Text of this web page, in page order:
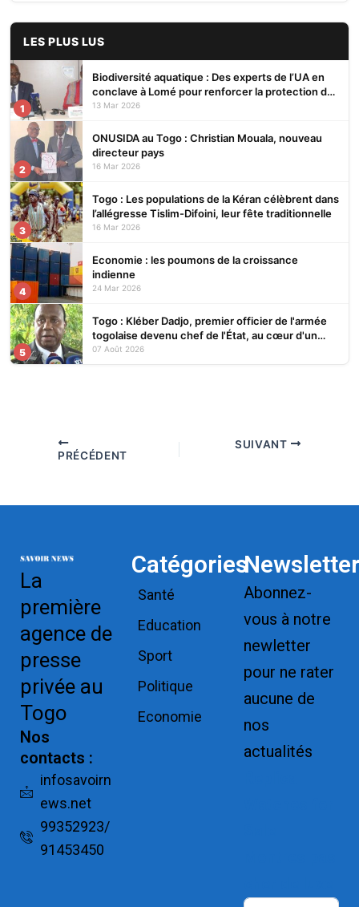
LES PLUS LUS
1
Biodiversité aquatique : Des experts de l’UA en
conclave à Lomé pour renforcer la protection des
écosystèmes
13 Mar 2026
2
ONUSIDA au Togo : Christian Mouala, nouveau
directeur pays
16 Mar 2026
3
Togo : Les populations de la Kéran célèbrent dans
l’allégresse Tislim-Difoini, leur fête traditionnelle
16 Mar 2026
4
Economie : les poumons de la croissance
indienne
24 Mar 2026
5
Togo : Kléber Dadjo, premier officier de l'armée
togolaise devenu chef de l'État, au cœur d'un
ouvrage
07 Août 2026
PRÉCÉDENT
SUIVANT
La
première
agence de
presse
privée au
Togo
Nos
contacts :
infosavoirn
ews.net
99352923/
91453450
Catégories
Santé
Education
Sport
Politique
Economie
Newsletter
Abonnez-
vous à notre
newletter
pour ne rater
aucune de
nos
actualités